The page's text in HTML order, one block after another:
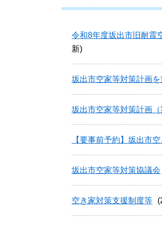
令和8年度坂出市旧耐震
新
坂出市空家等対策計画
坂出市空家等対策計画
【要事前予約】坂出市
坂出市空家等対策協議会
空き家対策支援制度等